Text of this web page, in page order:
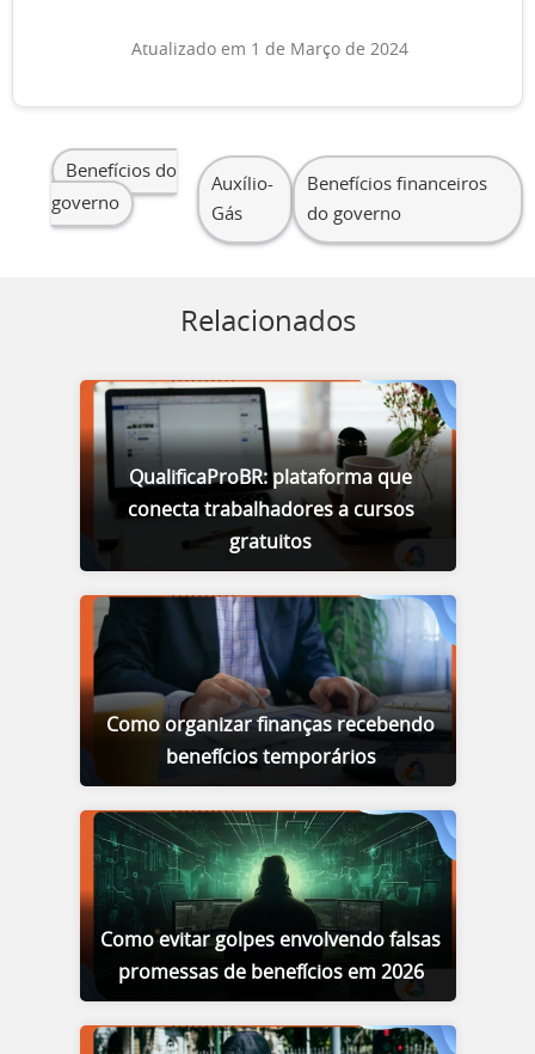
Atualizado em 1 de Março de 2024
Benefícios do
governo
Auxílio-
Gás
Benefícios financeiros
do governo
Relacionados
QualificaProBR: plataforma que
conecta trabalhadores a cursos
gratuitos
Como organizar finanças recebendo
benefícios temporários
Como evitar golpes envolvendo falsas
promessas de benefícios em 2026